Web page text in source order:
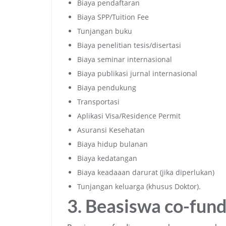
Biaya pendaftaran
Biaya SPP/Tuition Fee
Tunjangan buku
Biaya penelitian tesis/disertasi
Biaya seminar internasional
Biaya publikasi jurnal internasional
Biaya pendukung
Transportasi
Aplikasi Visa/Residence Permit
Asuransi Kesehatan
Biaya hidup bulanan
Biaya kedatangan
Biaya keadaaan darurat (jika diperlukan)
Tunjangan keluarga (khusus Doktor).
3. Beasiswa co-